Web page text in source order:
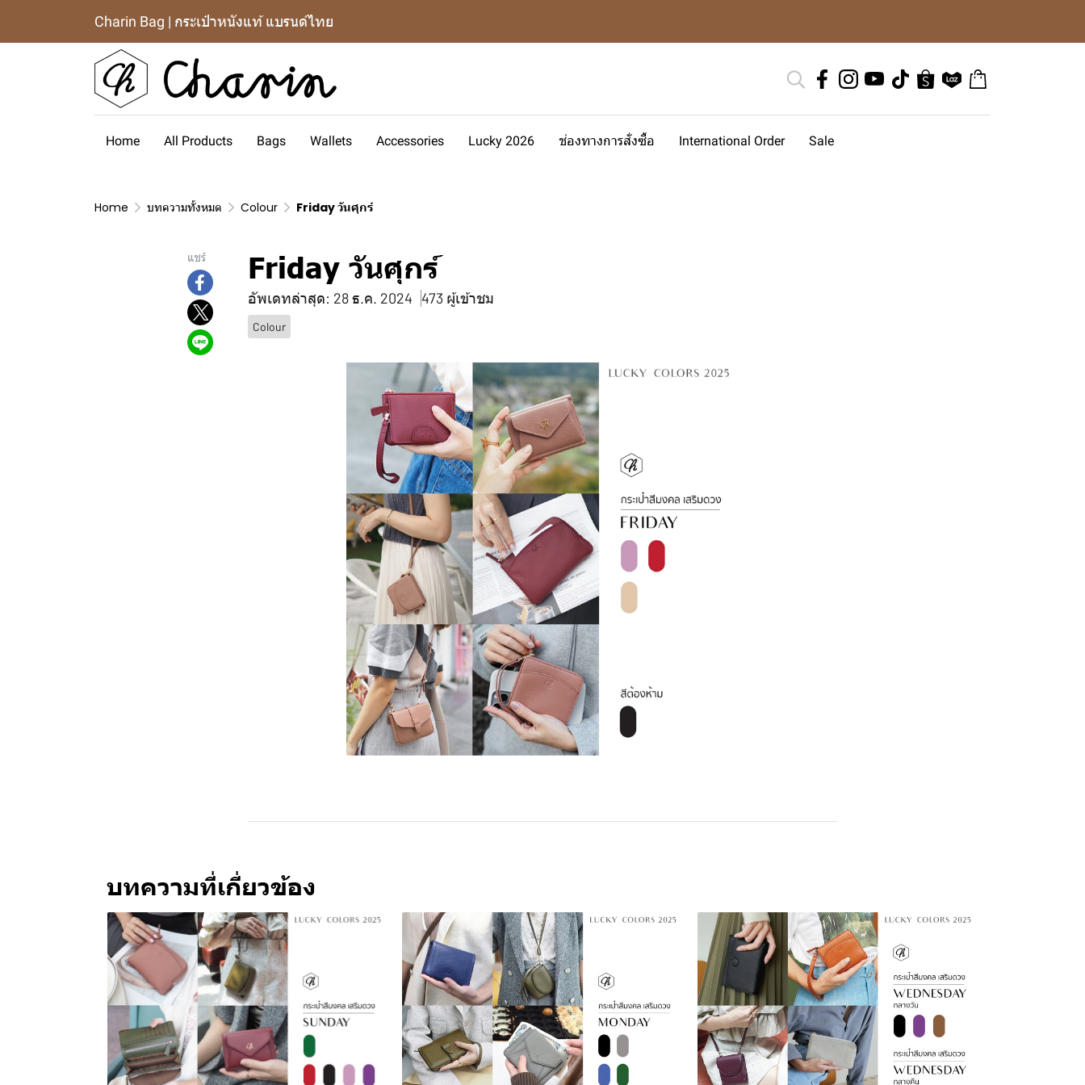
Charin Bag | กระเป๋าหนังแท้ แบรนด์ไทย
Home All Products Bags Wallets Accessories Lucky 2026 ช่องทางการสั่งซื้อ International Order Sale
Home บทความทั้งหมด Colour Friday วันศุกร์
แชร์ Friday วันศุกร์
อัพเดทล่าสุด: 28 ธ.ค. 2024 473 ผู้เข้าชม
Colour
บทความที่เกี่ยวข้อง